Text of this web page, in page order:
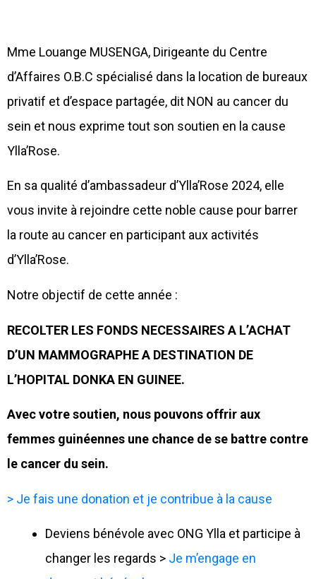
Mme Louange MUSENGA, Dirigeante du Centre
d’Affaires O.B.C spécialisé dans la location de bureaux
privatif et d’espace partagée, dit NON au cancer du
sein et nous exprime tout son soutien en la cause
Ylla’Rose.
En sa qualité d’ambassadeur d’Ylla’Rose 2024, elle
vous invite à rejoindre cette noble cause pour barrer
la route au cancer en participant aux activités
d’Ylla’Rose.
Notre objectif de cette année :
RECOLTER LES FONDS NECESSAIRES A L’ACHAT
D’UN MAMMOGRAPHE A DESTINATION DE
L’HOPITAL DONKA EN GUINEE.
Avec votre soutien, nous pouvons offrir aux
femmes guinéennes une chance de se battre contre
le cancer du sein.
> Je fais une donation et je contribue à la cause
Deviens bénévole avec ONG Ylla et participe à
changer les regards > Je m’engage en